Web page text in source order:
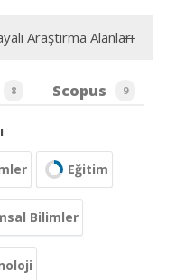
Araştırma Alanları
8 Scopus 9
Eğitim
Bilimler